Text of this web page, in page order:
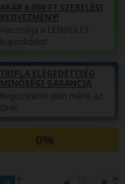
AKÁR 6.000 FT SZERELÉSI
KEDVEZMÉNY!
Használja a LENDÜLET
kuponkódot!
TRIPLA ELÉGEDETTSÉG
MINŐSÉGI GARANCIA
Regisztráció után máris az
Öné!
0%